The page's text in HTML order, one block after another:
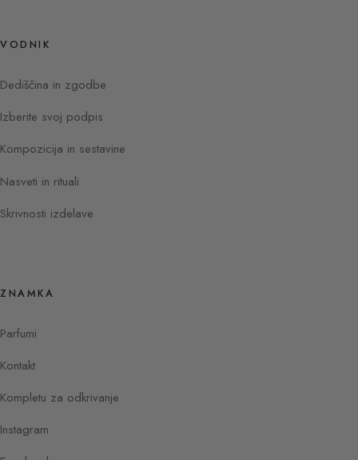
VODNIK
Dediščina in zgodbe
Izberite svoj podpis
Kompozicija in sestavine
Nasveti in rituali
Skrivnosti izdelave
ZNAMKA
Parfumi
Kontakt
Kompletu za odkrivanje
Instagram